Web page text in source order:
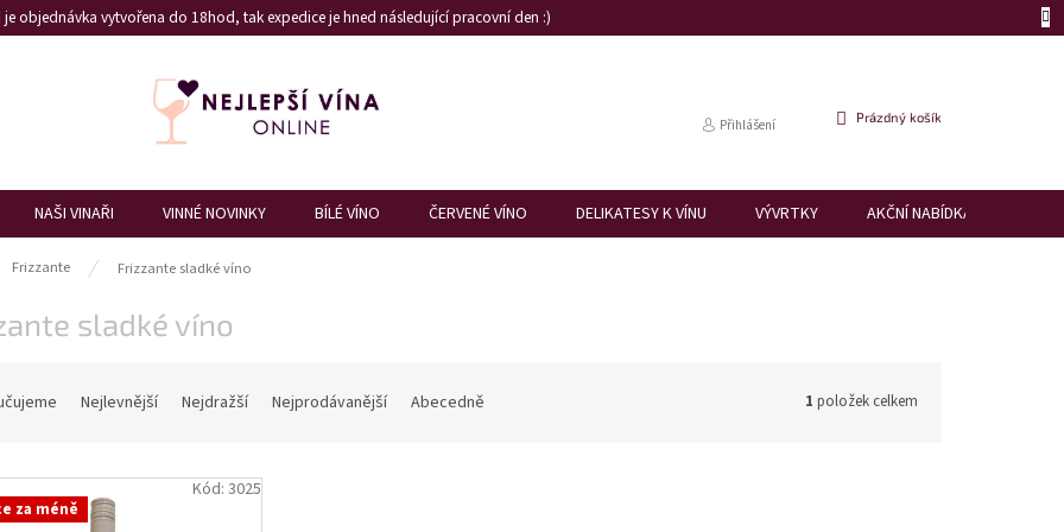
objednávka vytvořena do 18hod, tak expedice je hned následující pracovní den :)
Přihlášení
NÁKUPNÍ
Prázdný košík
NAŠI VINAŘI VINNÉ NOVINKY BÍLÉ VÍNO ČERVENÉ VÍNO DELIKATESY K VÍNU VÝVRTKY AKČNÍ NABÍDKA
Frizzante Frizzante sladké víno
sladké víno
Nejlevnější Nejdražší Nejprodávanější Abecedně 1 položek celkem
za méně
Kód: 3025